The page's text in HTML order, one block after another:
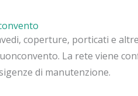
coperture, porticati e
La rete viene
di manutenzione.